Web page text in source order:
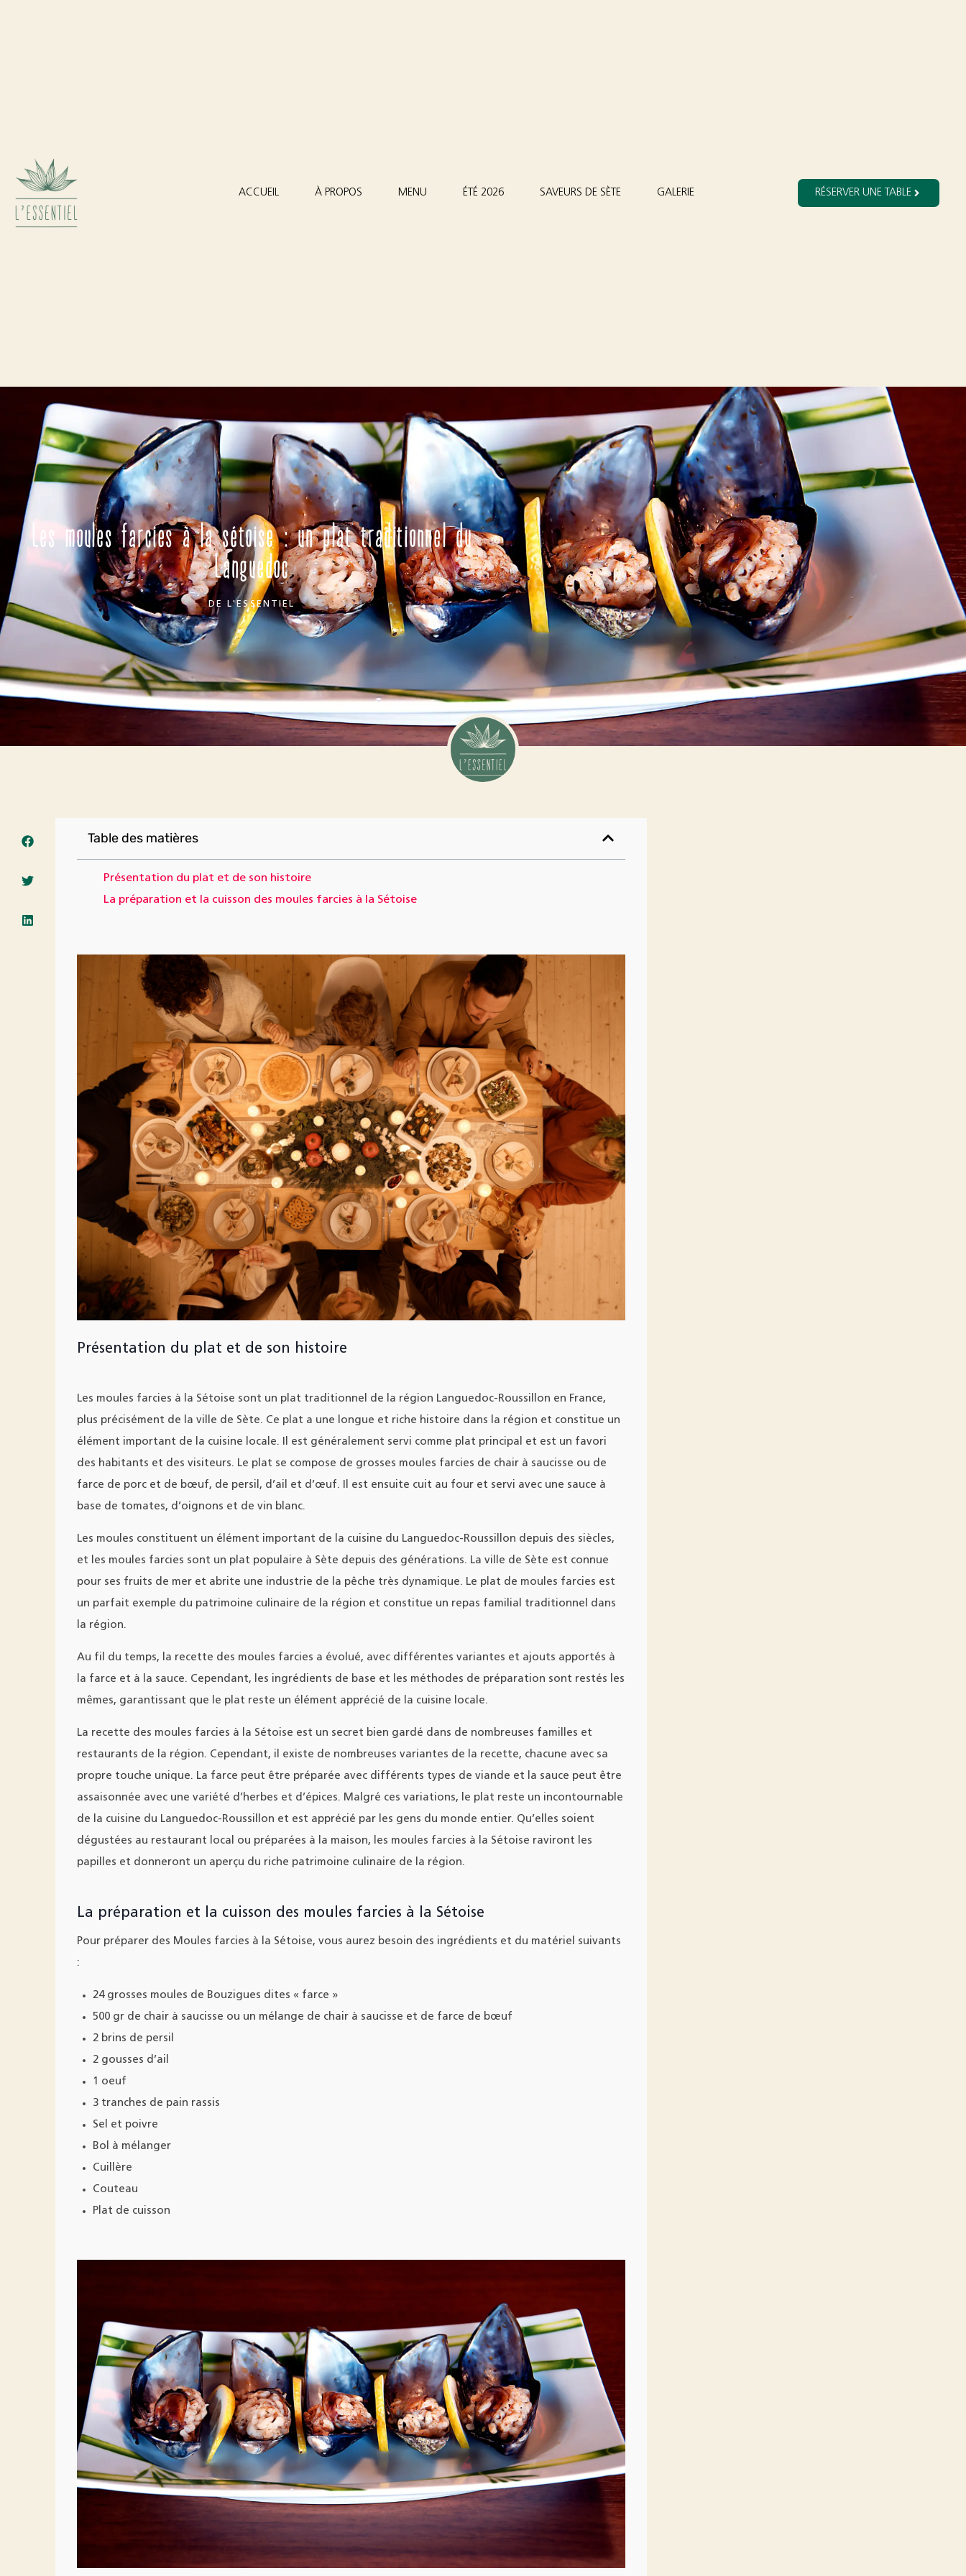
ACCUEIL À PROPOS MENU ÉTÉ 2026 SAVEURS DE SÈTE GALERIE RÉSERVER UNE TABLE
Les moules farcies à la sétoise : un plat traditionnel du
Languedoc
DE L'ESSENTIEL
Table des matières
Présentation du plat et de son histoire
La préparation et la cuisson des moules farcies à la Sétoise
Présentation du plat et de son histoire
Les moules farcies à la Sétoise sont un plat traditionnel de la région Languedoc-Roussillon en France,
plus précisément de la ville de Sète. Ce plat a une longue et riche histoire dans la région et constitue un
élément important de la cuisine locale. Il est généralement servi comme plat principal et est un favori
des habitants et des visiteurs. Le plat se compose de grosses moules farcies de chair à saucisse ou de
farce de porc et de bœuf, de persil, d’ail et d’œuf. Il est ensuite cuit au four et servi avec une sauce à
base de tomates, d’oignons et de vin blanc.
Les moules constituent un élément important de la cuisine du Languedoc-Roussillon depuis des siècles,
et les moules farcies sont un plat populaire à Sète depuis des générations. La ville de Sète est connue
pour ses fruits de mer et abrite une industrie de la pêche très dynamique. Le plat de moules farcies est
un parfait exemple du patrimoine culinaire de la région et constitue un repas familial traditionnel dans
la région.
Au fil du temps, la recette des moules farcies a évolué, avec différentes variantes et ajouts apportés à
la farce et à la sauce. Cependant, les ingrédients de base et les méthodes de préparation sont restés les
mêmes, garantissant que le plat reste un élément apprécié de la cuisine locale.
La recette des moules farcies à la Sétoise est un secret bien gardé dans de nombreuses familles et
restaurants de la région. Cependant, il existe de nombreuses variantes de la recette, chacune avec sa
propre touche unique. La farce peut être préparée avec différents types de viande et la sauce peut être
assaisonnée avec une variété d’herbes et d’épices. Malgré ces variations, le plat reste un incontournable
de la cuisine du Languedoc-Roussillon et est apprécié par les gens du monde entier. Qu’elles soient
dégustées au restaurant local ou préparées à la maison, les moules farcies à la Sétoise raviront les
papilles et donneront un aperçu du riche patrimoine culinaire de la région.
La préparation et la cuisson des moules farcies à la Sétoise
Pour préparer des Moules farcies à la Sétoise, vous aurez besoin des ingrédients et du matériel suivants
:
24 grosses moules de Bouzigues dites « farce »
500 gr de chair à saucisse ou un mélange de chair à saucisse et de farce de bœuf
2 brins de persil
2 gousses d’ail
1 oeuf
3 tranches de pain rassis
Sel et poivre
Bol à mélanger
Cuillère
Couteau
Plat de cuisson